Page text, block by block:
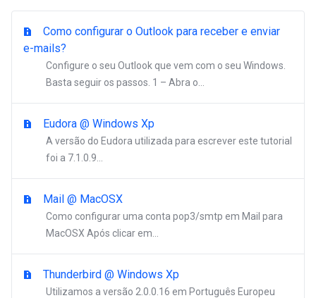
Como configurar o Outlook para receber e enviar
e-mails?
Configure o seu Outlook que vem com o seu Windows.
Basta seguir os passos. 1 – Abra o...
Eudora @ Windows Xp
A versão do Eudora utilizada para escrever este tutorial
foi a 7.1.0.9...
Mail @ MacOSX
Como configurar uma conta pop3/smtp em Mail para
MacOSX Após clicar em...
Thunderbird @ Windows Xp
Utilizamos a versão 2.0.0.16 em Português Europeu